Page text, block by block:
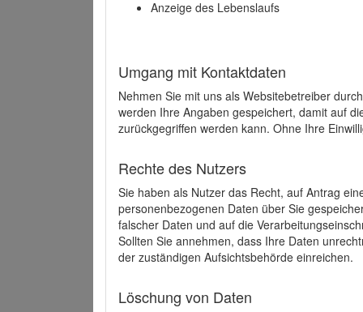
Anzeige des Lebenslaufs
Umgang mit Kontaktdaten
Nehmen Sie mit uns als Websitebetreiber
werden Ihre Angaben gespeichert, damit auf
zurückgegriffen werden kann. Ohne Ihre
Rechte des Nutzers
Sie haben als Nutzer das Recht, auf Antrag
personenbezogenen Daten über Sie
falscher Daten und auf die
Sollten Sie annehmen, dass Ihre Daten
der zuständigen Aufsichtsbehörde einreichen.
Löschung von Daten